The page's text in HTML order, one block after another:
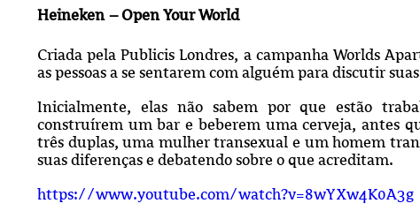
Heineken – Open Your World
Criada pela Publicis Londres, a campanha Worlds
as pessoas a se sentarem com alguém para discutir
Inicialmente, elas não sabem por que estão
construírem um bar e beberem uma cerveja, antes
três duplas, uma mulher transexual e um homem
suas diferenças e debatendo sobre o que acreditam.
https://www.youtube.com/watch?v=8wYXw4K0A3g